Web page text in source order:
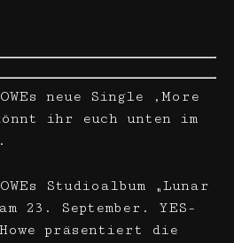
neue Single ‚More
ihr euch unten im
Studioalbum „Lunar
23. September. YES-
präsentiert die